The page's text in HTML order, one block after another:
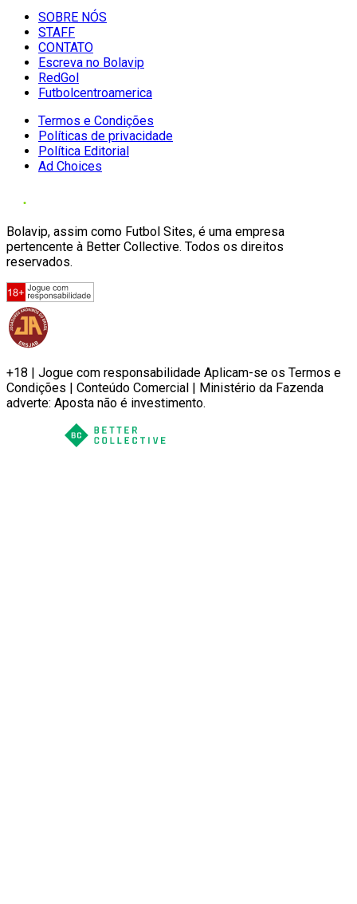
SOBRE NÓS
STAFF
CONTATO
Escreva no Bolavip
RedGol
Futbolcentroamerica
Termos e Condições
Políticas de privacidade
Política Editorial
Ad Choices
Bolavip, assim como Futbol Sites, é uma empresa
pertencente à Better Collective. Todos os direitos
reservados.
+18 | Jogue com responsabilidade Aplicam-se os Termos e
Condições | Conteúdo Comercial | Ministério da Fazenda
adverte: Aposta não é investimento.